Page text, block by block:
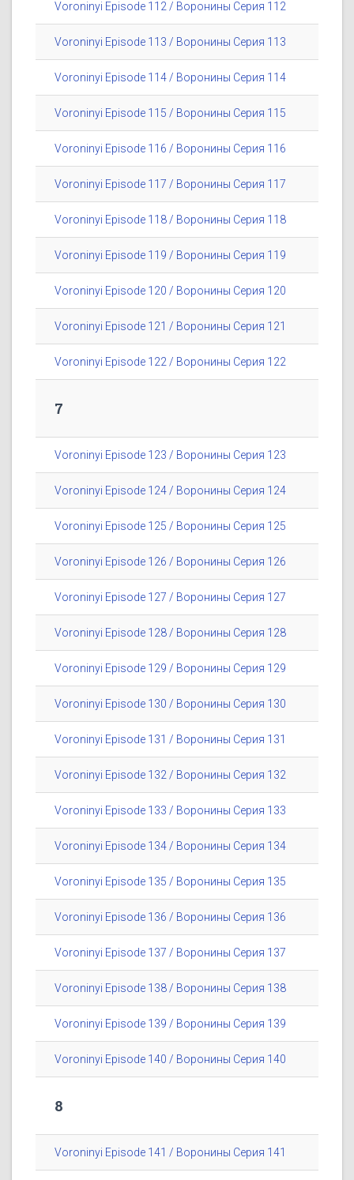
Voroninyi Episode 112 / Воронины Серия 112
Voroninyi Episode 113 / Воронины Серия 113
Voroninyi Episode 114 / Воронины Серия 114
Voroninyi Episode 115 / Воронины Серия 115
Voroninyi Episode 116 / Воронины Серия 116
Voroninyi Episode 117 / Воронины Серия 117
Voroninyi Episode 118 / Воронины Серия 118
Voroninyi Episode 119 / Воронины Серия 119
Voroninyi Episode 120 / Воронины Серия 120
Voroninyi Episode 121 / Воронины Серия 121
Voroninyi Episode 122 / Воронины Серия 122
7
Voroninyi Episode 123 / Воронины Серия 123
Voroninyi Episode 124 / Воронины Серия 124
Voroninyi Episode 125 / Воронины Серия 125
Voroninyi Episode 126 / Воронины Серия 126
Voroninyi Episode 127 / Воронины Серия 127
Voroninyi Episode 128 / Воронины Серия 128
Voroninyi Episode 129 / Воронины Серия 129
Voroninyi Episode 130 / Воронины Серия 130
Voroninyi Episode 131 / Воронины Серия 131
Voroninyi Episode 132 / Воронины Серия 132
Voroninyi Episode 133 / Воронины Серия 133
Voroninyi Episode 134 / Воронины Серия 134
Voroninyi Episode 135 / Воронины Серия 135
Voroninyi Episode 136 / Воронины Серия 136
Voroninyi Episode 137 / Воронины Серия 137
Voroninyi Episode 138 / Воронины Серия 138
Voroninyi Episode 139 / Воронины Серия 139
Voroninyi Episode 140 / Воронины Серия 140
8
Voroninyi Episode 141 / Воронины Серия 141